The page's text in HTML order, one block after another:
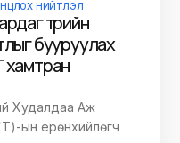
НИЙТЛЭЛ
төрийн
бууруулах
хамтран
Худалдаа Аж
ын ерөнхийлөгч